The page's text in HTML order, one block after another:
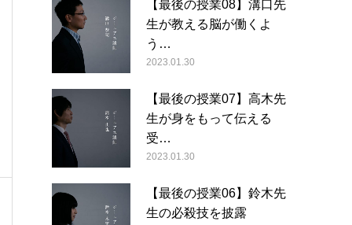
【最後の授業08】溝口先
生が教える脳が働くよ
う…
2023.01.30
【最後の授業07】高木先
生が身をもって伝える
受…
2023.01.30
【最後の授業06】鈴木先
生の必殺技を披露